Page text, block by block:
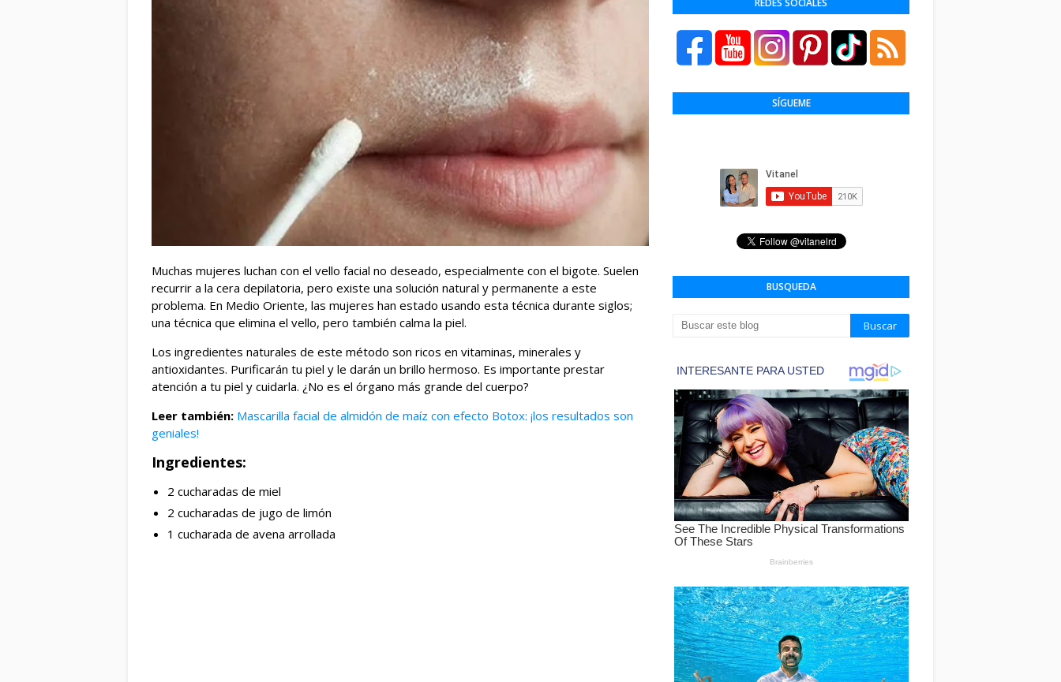
Muchas mujeres luchan con el vello facial no deseado, especialmente con el bigote. Suelen
recurrir a la cera depilatoria, pero existe una solución natural y permanente a este
problema. En Medio Oriente, las mujeres han estado usando esta técnica durante siglos;
una técnica que elimina el vello, pero también calma la piel.
Los ingredientes naturales de este método son ricos en vitaminas, minerales y
antioxidantes. Purificarán tu piel y le darán un brillo hermoso. Es importante prestar
atención a tu piel y cuidarla. ¿No es el órgano más grande del cuerpo?
Leer también: Mascarilla facial de almidón de maíz con efecto Botox: ¡los resultados son
geniales!
Ingredientes:
2 cucharadas de miel
2 cucharadas de jugo de limón
1 cucharada de avena arrollada
SÍGUEME
BUSQUEDA